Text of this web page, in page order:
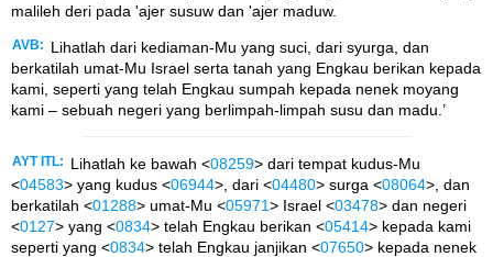
malileh deri pada 'ajer susuw dan 'ajer maduw.
AVB:
Lihatlah dari kediaman-Mu yang suci, dari syurga, dan
berkatilah umat-Mu Israel serta tanah yang Engkau berikan kepada
kami, seperti yang telah Engkau sumpah kepada nenek moyang
kami – sebuah negeri yang berlimpah-limpah susu dan madu.’
AYT ITL: Lihatlah ke bawah <08259> dari tempat kudus-Mu
<04583> yang kudus <06944>, dari <04480> surga <08064>, dan
berkatilah <01288> umat-Mu <05971> Israel <03478> dan negeri
<0127> yang <0834> telah Engkau berikan <05414> kepada kami
seperti yang <0834> telah Engkau janjikan <07650> kepada nenek